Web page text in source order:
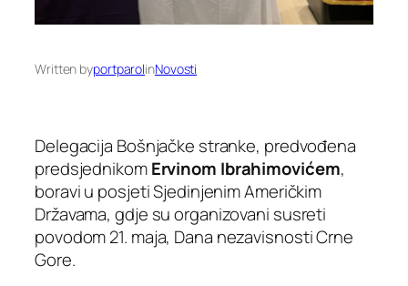
Written byportparolinNovosti
Delegacija Bošnjačke stranke, predvođena
predsjednikomErvinom Ibrahimovićem,
boravi u posjeti Sjedinjenim Američkim
Državama, gdje su organizovani susreti
povodom 21. maja, Dana nezavisnosti Crne
Gore.